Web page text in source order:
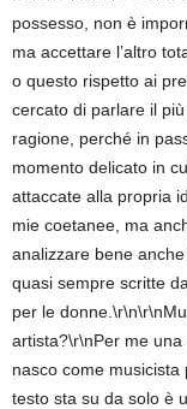
possesso, non è
ma accettare l’altro
o questo rispetto ai
cercato di parlare il
ragione, perché in
momento delicato in
attaccate alla propria
mie coetanee, ma
analizzare bene
quasi sempre scritte
per le
artista?\r\nPer me
nasco come musicista
testo sta su da solo è